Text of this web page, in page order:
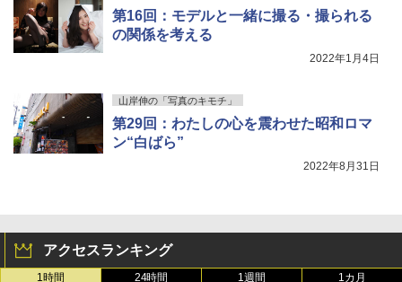
第16回：モデルと一緒に撮る・撮られる
の関係を考える
2022年1月4日
山岸伸の「写真のキモチ」
第29回：わたしの心を震わせた昭和ロマ
ン“白ばら”
2022年8月31日
アクセスランキング
1時間 24時間 1週間 1カ月